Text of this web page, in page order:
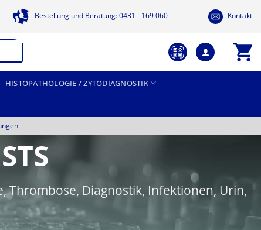
Bestellung und Beratung: 0431 - 169 060 Kontakt
HISTOPATHOLOGIE / ZYTODIAGNOSTIK
Thrombose, Diagnostik, Infektionen, Urin,